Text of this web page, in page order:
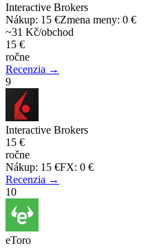
Interactive Brokers
Nákup: 15 €Zmena meny: 0 €
~31 Kč/obchod
15 €
ročne
Recenzia →
9
Interactive Brokers
15 €
ročne
Nákup: 15 €FX: 0 €
Recenzia →
10
eToro